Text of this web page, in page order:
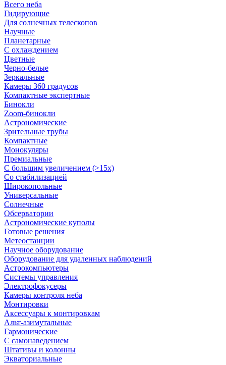
Всего неба
Гидирующие
Для солнечных телескопов
Научные
Планетарные
С охлаждением
Цветные
Черно-белые
Зеркальные
Камеры 360 градусов
Компактные экспертные
Бинокли
Zoom-бинокли
Астрономические
Зрительные трубы
Компактные
Монокуляры
Премиальные
С большим увеличением (>15x)
Со стабилизацией
Широкопольные
Универсальные
Солнечные
Обсерватории
Астрономические куполы
Готовые решения
Метеостанции
Научное оборудование
Оборудование для удаленных наблюдений
Астрокомпьютеры
Системы управления
Электрофокусеры
Камеры контроля неба
Монтировки
Аксессуары к монтировкам
Альт-азимутальные
Гармонические
С самонаведением
Штативы и колонны
Экваториальные